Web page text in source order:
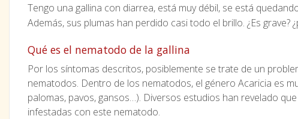
Tengo una gallina con diarrea, está muy débil, se está
Además, sus plumas han perdido casi todo el brillo. ¿Es grave?
Qué es el nematodo de la gallina
Por los síntomas descritos, posiblemente se trate de un
nematodos. Dentro de los nematodos, el género Acaricia es
palomas, pavos, gansos…). Diversos estudios han revelado
infestadas con este nematodo.